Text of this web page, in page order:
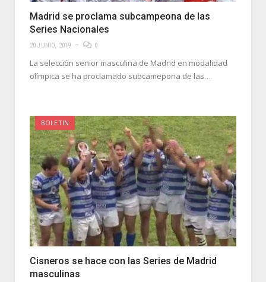
Madrid se proclama subcampeona de las
Series Nacionales
20 JUNIO, 2019 0
La selección senior masculina de Madrid en modalidad
olímpica se ha proclamado subcamepona de las…
BOLETIN
Cisneros se hace con las Series de Madrid
masculinas